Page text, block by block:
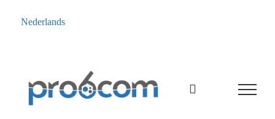
Nederlands